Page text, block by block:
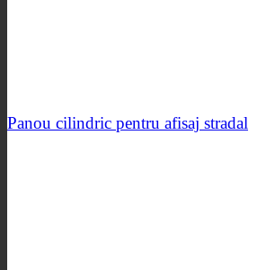
Panou cilindric pentru afisaj stradal